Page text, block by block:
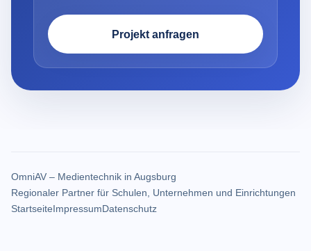
Projekt anfragen
OmniAV – Medientechnik in Augsburg
Regionaler Partner für Schulen, Unternehmen und Einrichtungen
StartseiteImpressumDatenschutz